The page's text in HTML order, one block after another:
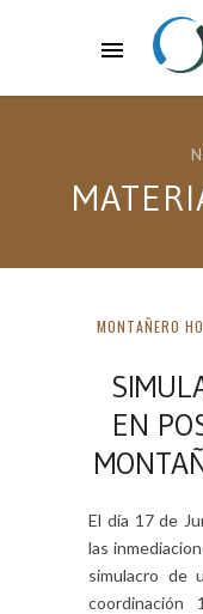
MONTAÑERO
EN
El día 17 de
las
simulacro de